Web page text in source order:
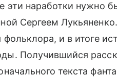
эти наработки нужно
Сергеем
и в итоге
Получившийся
текста